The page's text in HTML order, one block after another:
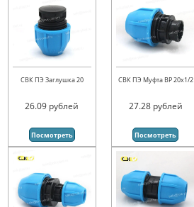
СВК ПЭ Заглушка 20
26.09 рублей
Посмотреть
СВК ПЭ Муфта ВР 20х1/2
27.28 рублей
Посмотреть